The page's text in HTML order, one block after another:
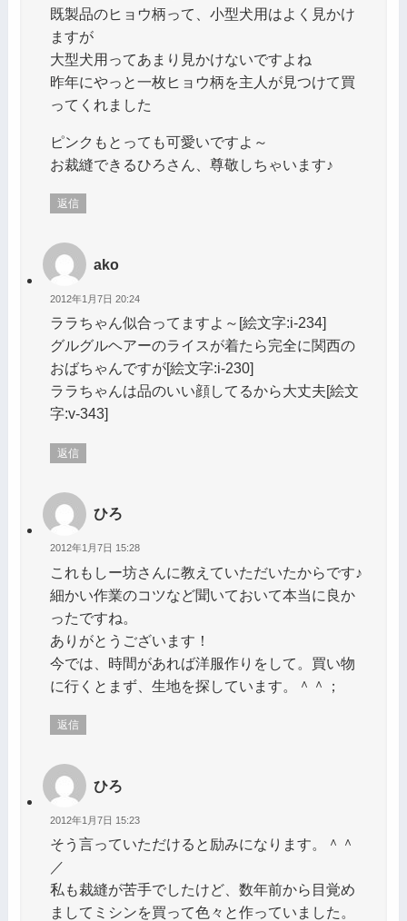
既製品のヒョウ柄って、小型犬用はよく見かけ
ますが
大型犬用ってあまり見かけないですよね
昨年にやっと一枚ヒョウ柄を主人が見つけて買
ってくれました
ピンクもとっても可愛いですよ～
お裁縫できるひろさん、尊敬しちゃいます♪
返信
ako
2012年1月7日 20:24
ララちゃん似合ってますよ～[絵文字:i-234]
グルグルヘアーのライスが着たら完全に関西の
おばちゃんですが[絵文字:i-230]
ララちゃんは品のいい顔してるから大丈夫[絵文
字:v-343]
返信
ひろ
2012年1月7日 15:28
これもしー坊さんに教えていただいたからです♪
細かい作業のコツなど聞いておいて本当に良か
ったですね。
ありがとうございます！
今では、時間があれば洋服作りをして。買い物
に行くとまず、生地を探しています。＾＾；
返信
ひろ
2012年1月7日 15:23
そう言っていただけると励みになります。＾＾
／
私も裁縫が苦手でしたけど、数年前から目覚め
ましてミシンを買って色々と作っていました。